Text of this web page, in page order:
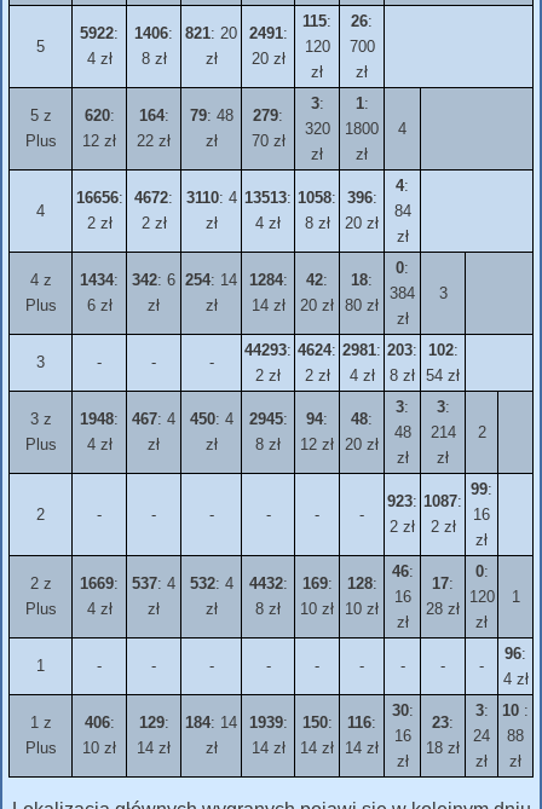
5
5922:
4 zł
1406:
8 zł
821: 20
zł
2491:
20 zł
115:
120
zł
26:
700
zł
5 z
Plus
620:
12 zł
164:
22 zł
79: 48
zł
279:
70 zł
3:
320
zł
1:
1800
zł
4
4
16656:
2 zł
4672:
2 zł
3110: 4
zł
13513:
4 zł
1058:
8 zł
396:
20 zł
4:
84
zł
4 z
Plus
1434:
6 zł
342: 6
zł
254: 14
zł
1284:
14 zł
42:
20 zł
18:
80 zł
0:
384
zł
3
3 - - -
44293:
2 zł
4624:
2 zł
2981:
4 zł
203:
8 zł
102:
54 zł
3 z
Plus
1948:
4 zł
467: 4
zł
450: 4
zł
2945:
8 zł
94:
12 zł
48:
20 zł
3:
48
zł
3:
214
zł
2
2 - - - - - -
923:
2 zł
1087:
2 zł
99:
16
zł
2 z
Plus
1669:
4 zł
537: 4
zł
532: 4
zł
4432:
8 zł
169:
10 zł
128:
10 zł
46:
16
zł
17:
28 zł
0:
120
zł
1
1 - - - - - - - - -
96:
4 zł
1 z
Plus
406:
10 zł
129:
14 zł
184: 14
zł
1939:
14 zł
150:
14 zł
116:
14 zł
30:
16
zł
23:
18 zł
3:
24
zł
10 :
88
zł